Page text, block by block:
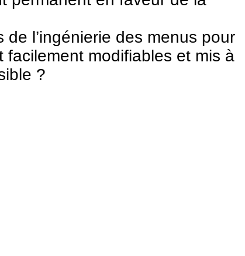
l’ingénierie des menus pour
facilement modifiables et mis à
?